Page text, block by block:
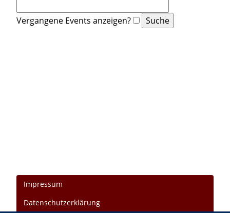
Vergangene Events anzeigen?
Impressum
Datenschutzerklärung